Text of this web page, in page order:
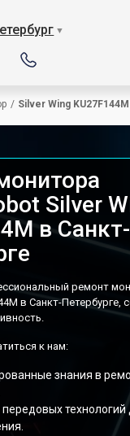
▼
/ Silver Wing KU27F144M
Silver
в Санкт-
ремонт
в Санкт-Петербурге,
к нам:
знания в
технологий